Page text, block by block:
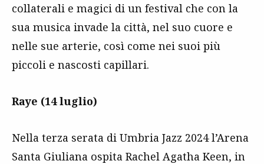
collaterali e magici di un festival che con la
sua musica invade la città, nel suo cuore e
nelle sue arterie, così come nei suoi più
piccoli e nascosti capillari.
Raye (14 luglio)
Nella terza serata di Umbria Jazz 2024 l’Arena
Santa Giuliana ospita Rachel Agatha Keen, in